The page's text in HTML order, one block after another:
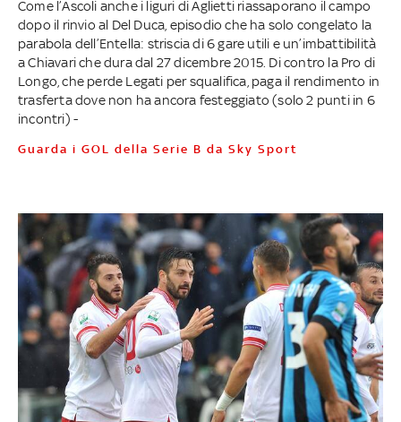
Come l’Ascoli anche i liguri di Aglietti riassaporano il campo
dopo il rinvio al Del Duca, episodio che ha solo congelato la
parabola dell’Entella: striscia di 6 gare utili e un’imbattibilità
a Chiavari che dura dal 27 dicembre 2015. Di contro la Pro di
Longo, che perde Legati per squalifica, paga il rendimento in
trasferta dove non ha ancora festeggiato (solo 2 punti in 6
incontri) -
Guarda i GOL della Serie B da Sky Sport